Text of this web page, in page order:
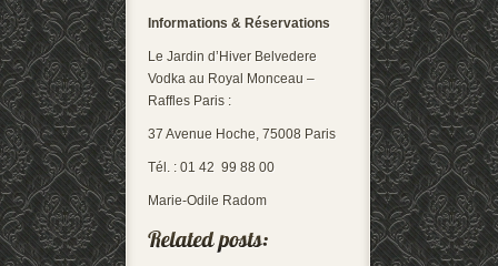
Informations & Réservations
Le Jardin d’Hiver Belvedere
Vodka au Royal Monceau –
Raffles Paris :
37 Avenue Hoche, 75008 Paris
Tél. : 01 42 99 88 00
Marie-Odile Radom